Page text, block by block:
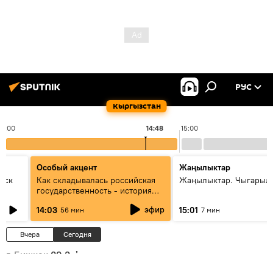
Кыргызстан
РУС
15:00
14:48
Особый акцент
Как складывалась российская
государственность - история
России и геополитика Евразии
глазами аналитиков
14:03 56 мин эфир
Жаңылыктар
Жаңылыктар.
15:01 7 мин
Вчера Сегодня